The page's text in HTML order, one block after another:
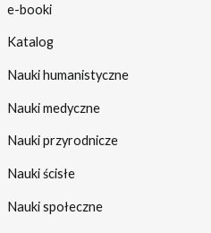
e-booki
Katalog
Nauki humanistyczne
Nauki medyczne
Nauki przyrodnicze
Nauki ścisłe
Nauki społeczne